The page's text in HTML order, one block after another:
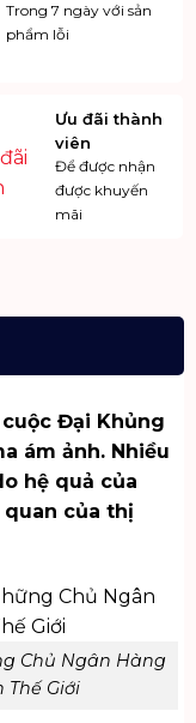
Trong 7 ngày với sản
phẩm lỗi
Ưu đãi thành
viên
Để được nhận
được khuyến
mãi
Đại Khủng
ám ảnh. Nhiều
hệ quả của
của thị
Chủ Ngân Hàng
Thế Giới